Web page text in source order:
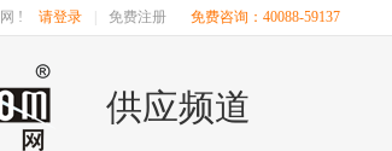
! 请登录 免费注册 免费咨询：40088-59137
供应频道